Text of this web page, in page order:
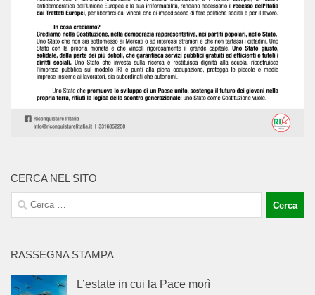
CERCA NEL SITO
Ricerca
per:
RASSEGNA STAMPA
L’estate in cui la Pace morì